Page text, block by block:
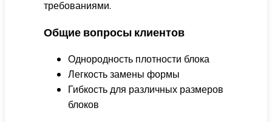
требованиями.
Общие вопросы клиентов
Однородность плотности блока
Легкость замены формы
Гибкость для различных размеров
блоков